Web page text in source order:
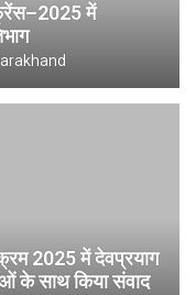
में
2025 में देवप्रयाग
के साथ किया संवाद